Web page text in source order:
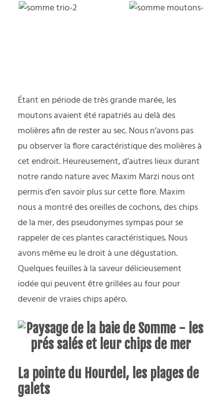
Étant en période de très grande marée, les
moutons avaient été rapatriés au delà des
molières afin de rester au sec. Nous n’avons pas
pu observer la flore caractéristique des molières à
cet endroit. Heureusement, d’autres lieux durant
notre rando nature avec Maxim Marzi nous ont
permis d’en savoir plus sur cette flore. Maxim
nous a montré des oreilles de cochons, des chips
de la mer, des pseudonymes sympas pour se
rappeler de ces plantes caractéristiques. Nous
avons même eu le droit à une dégustation.
Quelques feuilles à la saveur délicieusement
iodée qui peuvent être grillées au four pour
devenir de vraies chips apéro.
La pointe du Hourdel, les plages de
galets